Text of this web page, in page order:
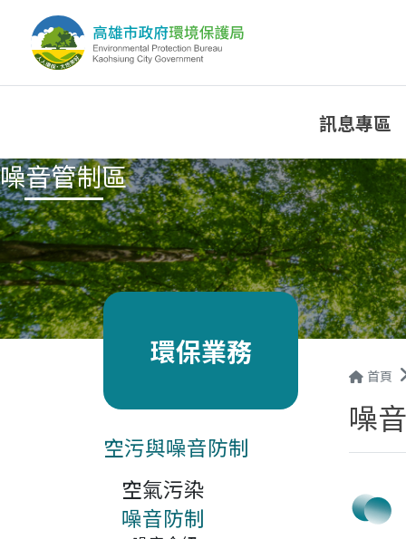
訊息專區
噪音管制區
環保業務
空污與噪音防制
空氣污染
噪音防制
首頁
噪